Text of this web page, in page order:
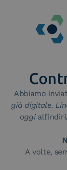
Piattaforme
Industry
News e Media
Abbiamo
già digitale.
oggi
A volte,